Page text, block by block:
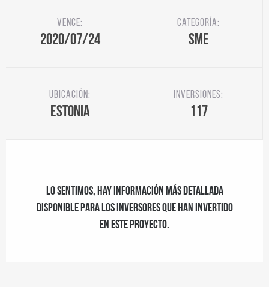
Vence:
2020/07/24
Categoría:
SME
Ubicación:
Estonia
Inversiones:
117
Lo sentimos, hay información más detallada
disponible para los inversores que han invertido
en este proyecto.